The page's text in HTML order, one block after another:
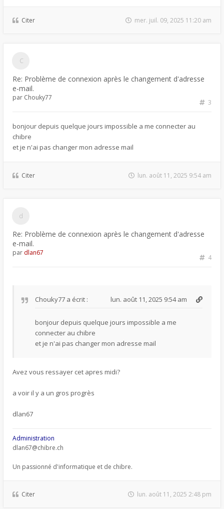
Citer mer. juil. 09, 2025 11:20 am
Re: Problème de connexion après le changement d'adresse
e-mail.
3
par Chouky77
bonjour depuis quelque jours impossible a me connecter au
chibre
et je n'ai pas changer mon adresse mail
Citer lun. août 11, 2025 9:54 am
Re: Problème de connexion après le changement d'adresse
e-mail.
4
par dlan67
Chouky77 a écrit : lun. août 11, 2025 9:54 am
bonjour depuis quelque jours impossible a me
connecter au chibre
et je n'ai pas changer mon adresse mail
Avez vous ressayer cet apres midi?
a voir il y a un gros progrès
dlan67
Administration
dlan67@chibre.ch
Un passionné d'informatique et de chibre.
Citer lun. août 11, 2025 2:48 pm